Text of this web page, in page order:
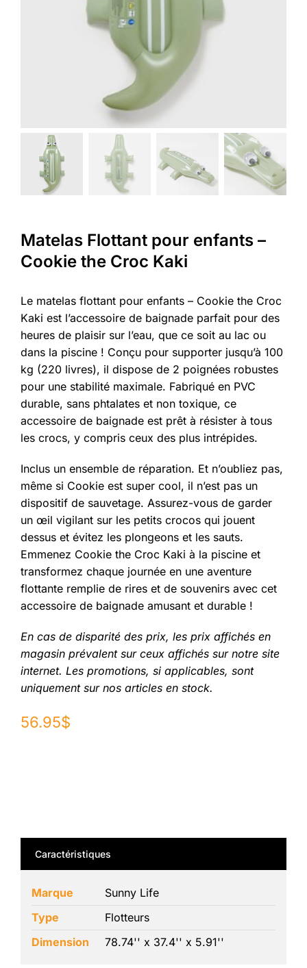
Matelas Flottant pour enfants –
Cookie the Croc Kaki
Le matelas flottant pour enfants – Cookie the Croc
Kaki est l’accessoire de baignade parfait pour des
heures de plaisir sur l’eau, que ce soit au lac ou
dans la piscine ! Conçu pour supporter jusqu’à 100
kg (220 livres), il dispose de 2 poignées robustes
pour une stabilité maximale. Fabriqué en PVC
durable, sans phtalates et non toxique, ce
accessoire de baignade est prêt à résister à tous
les crocs, y compris ceux des plus intrépides.
Inclus un ensemble de réparation. Et n’oubliez pas,
même si Cookie est super cool, il n’est pas un
dispositif de sauvetage. Assurez-vous de garder
un œil vigilant sur les petits crocos qui jouent
dessus et évitez les plongeons et les sauts.
Emmenez Cookie the Croc Kaki à la piscine et
transformez chaque journée en une aventure
flottante remplie de rires et de souvenirs avec cet
accessoire de baignade amusant et durable !
En cas de disparité des prix, les prix affichés en
magasin prévalent sur ceux affichés sur notre site
internet. Les promotions, si applicables, sont
uniquement sur nos articles en stock.
56.95$
Caractéristiques
Marque
Sunny Life
Type
Flotteurs
Dimension
78.74'' x 37.4'' x 5.91''